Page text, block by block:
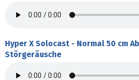
Hyper X Solocast - Normal 50 cm
Störgeräusche